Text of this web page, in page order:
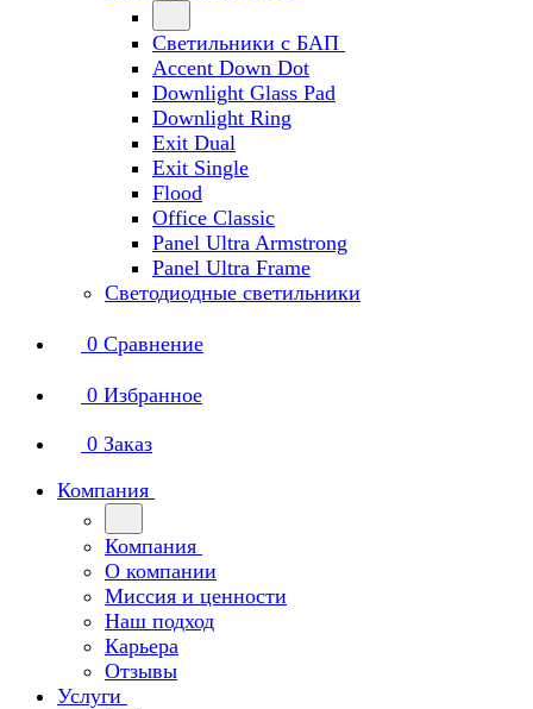
Светильники с БАП
Accent Down Dot
Downlight Glass Pad
Downlight Ring
Exit Dual
Exit Single
Flood
Office Classic
Panel Ultra Armstrong
Panel Ultra Frame
Светодиодные светильники
0 Сравнение
0 Избранное
0 Заказ
Компания
Компания
О компании
Миссия и ценности
Наш подход
Карьера
Отзывы
Услуги